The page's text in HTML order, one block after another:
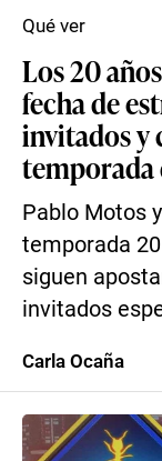
Los 20
fecha de
invitados y
temporada
Pablo Motos
temporada 20
siguen
invitados
Qué ver
Carla Ocaña